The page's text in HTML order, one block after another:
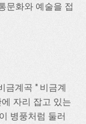
문화와 예술을 접
금계곡 * 비금계
자리 잡고 있는
병풍처럼 둘러